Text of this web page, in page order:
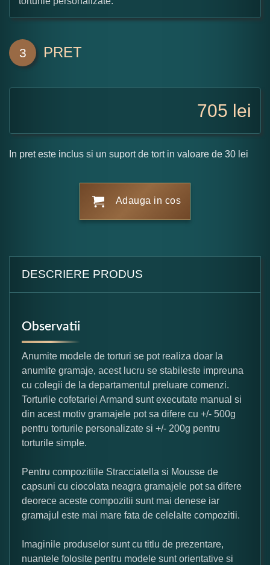
3 PRET
705 lei
In pret este inclus si un suport de tort in valoare de 30 lei
Adauga in cos
DESCRIERE PRODUS
Observatii
Anumite modele de torturi se pot realiza doar la
anumite gramaje, acest lucru se stabileste impreuna
cu colegii de la departamentul preluare comenzi.
Torturile cofetariei Armand sunt executate manual si
din acest motiv gramajele pot sa difere cu +/- 500g
pentru torturile personalizate si +/- 200g pentru
torturile simple.
Pentru compozitiile Stracciatella si Mousse de
capsuni cu ciocolata neagra gramajele pot sa difere
deorece aceste compozitii sunt mai denese iar
gramajul este mai mare fata de celelalte compozitii.
Imaginile produselor sunt cu titlu de prezentare,
nuantele folosite pentru modele sunt orientative si